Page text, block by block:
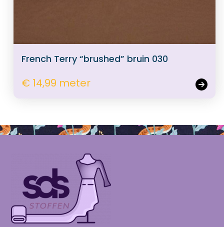
French Terry “brushed” bruin 030
€ 14,99 meter